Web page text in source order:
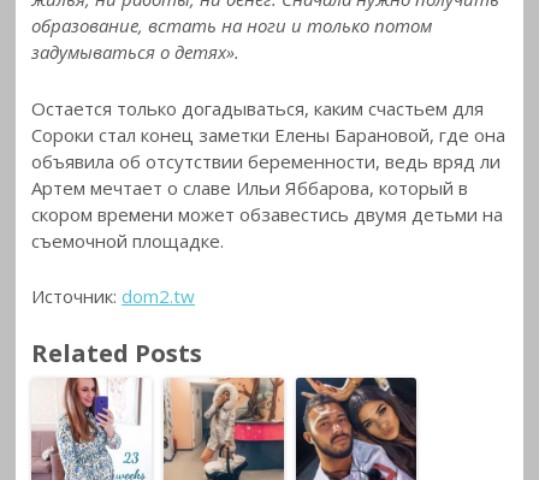
образование, встать на ноги и только потом
задумываться о детях».
Остается только догадываться, каким счастьем для
Сороки стал конец заметки Елены Барановой, где она
объявила об отсутствии беременности, ведь вряд ли
Артем мечтает о славе Ильи Яббарова, который в
скором времени может обзавестись двумя детьми на
съемочной площадке.
Источник:dom2.tw
Related Posts